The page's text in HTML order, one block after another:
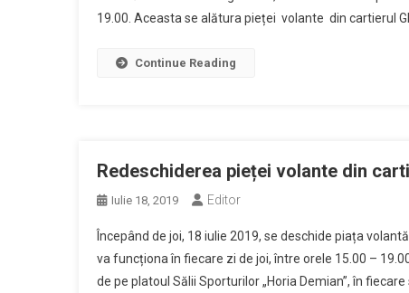
19.00. Aceasta se alătura pieței volante din cartierul
Continue Reading
Redeschiderea pieței volante din
Iulie 18, 2019 Editor
Începând de joi, 18 iulie 2019, se deschide piața
va funcționa în fiecare zi de joi, între orele 15.00 –
de pe platoul Sălii Sporturilor „Horia Demian”, în